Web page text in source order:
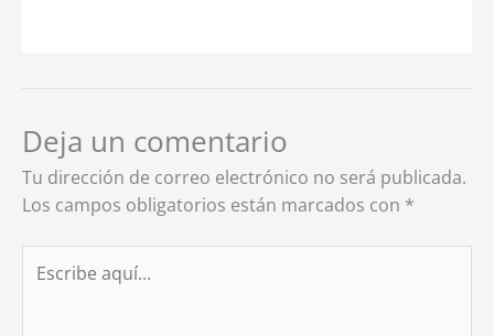
Deja un comentario
Tu dirección de correo electrónico no será publicada.
Los campos obligatorios están marcados con *
aquí...